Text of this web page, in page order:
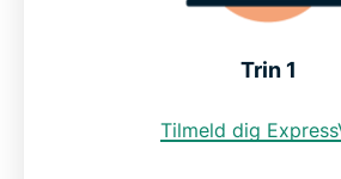
Er det et match?
Trin 1
Tilmeld dig